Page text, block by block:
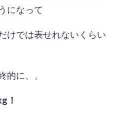
になって
けでは表せれないくらい
的に、、
！